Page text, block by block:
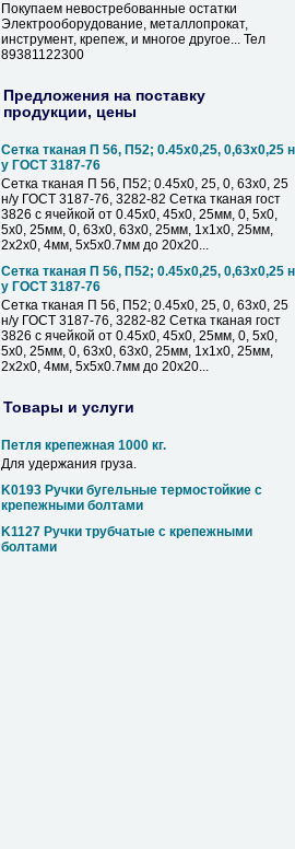
Покупаем невостребованные остатки
Электрооборудование, металлопрокат,
инструмент, крепеж, и многое другое... Тел
89381122300
Предложения на поставку
продукции, цены
Сетка тканая П 56, П52; 0.45х0,25, 0,63х0,25
у ГОСТ 3187-76
Сетка тканая П 56, П52; 0.45х0, 25, 0, 63х0, 25
н/у ГОСТ 3187-76, 3282-82 Сетка тканая гост
3826 с ячейкой от 0.45х0, 45х0, 25мм, 0, 5х0,
5х0, 25мм, 0, 63х0, 63х0, 25мм, 1х1х0, 25мм,
2х2х0, 4мм, 5х5х0.7мм до 20х20...
Сетка тканая П 56, П52; 0.45х0,25, 0,63х0,25
у ГОСТ 3187-76
Сетка тканая П 56, П52; 0.45х0, 25, 0, 63х0, 25
н/у ГОСТ 3187-76, 3282-82 Сетка тканая гост
3826 с ячейкой от 0.45х0, 45х0, 25мм, 0, 5х0,
5х0, 25мм, 0, 63х0, 63х0, 25мм, 1х1х0, 25мм,
2х2х0, 4мм, 5х5х0.7мм до 20х20...
Товары и услуги
Петля крепежная 1000 кг.
Для удержания груза.
K0193 Ручки бугельные термостойкие с
крепежными болтами
K1127 Ручки трубчатые с крепежными
болтами